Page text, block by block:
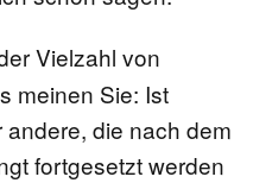
Vielzahl von
meinen Sie: Ist
die nach dem
fortgesetzt werden